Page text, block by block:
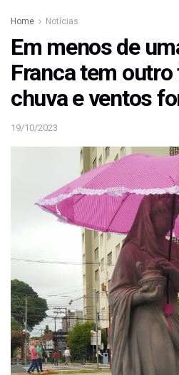
Home Notícias
Em menos de
Franca tem
chuva e ventos
19/10/2023